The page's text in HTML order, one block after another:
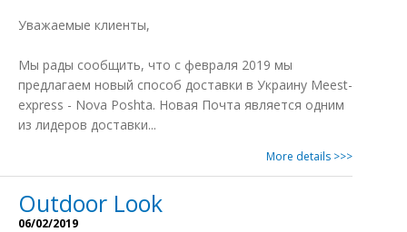
Уважаемые клиенты,
Мы рады сообщить, что с февраля 2019 мы
предлагаем новый способ доставки в Украину Meest-
express - Nova Poshta. Новая Почта является одним
из лидеров доставки...
More details >>>
Outdoor Look
06/02/2019